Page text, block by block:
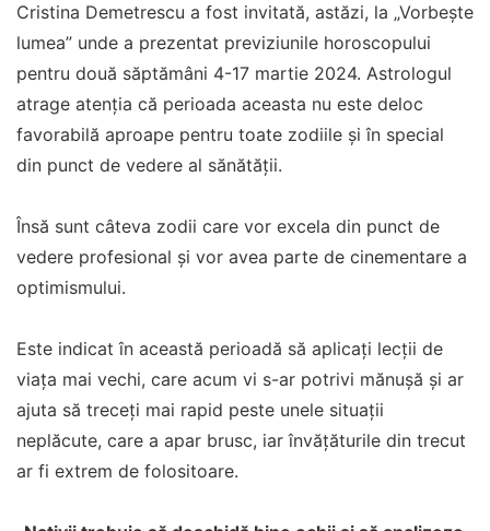
Cristina Demetrescu a fost invitată, astăzi, la „Vorbește
lumea” unde a prezentat previziunile horoscopului
pentru două săptămâni 4-17 martie 2024. Astrologul
atrage atenția că perioada aceasta nu este deloc
favorabilă aproape pentru toate zodiile și în special
din punct de vedere al sănătății.
Însă sunt câteva zodii care vor excela din punct de
vedere profesional și vor avea parte de cinementare a
optimismului.
Este indicat în această perioadă să aplicați lecții de
viața mai vechi, care acum vi s-ar potrivi mănușă și ar
ajuta să treceți mai rapid peste unele situații
neplăcute, care a apar brusc, iar învățăturile din trecut
ar fi extrem de folositoare.